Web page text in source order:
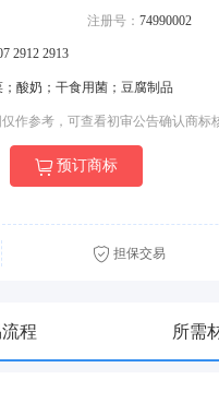
注册号： 74990002
2912 2913
酸奶；干食用菌；豆腐制品
作参考，可查看初审公告确认商标
预订商标
担保交易
程 所需